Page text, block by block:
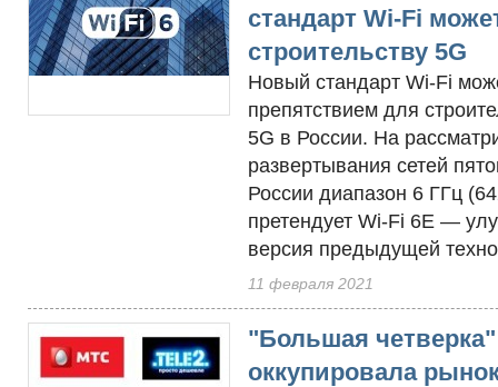
стандарт Wi-Fi
строительству 5G
Новый стандарт Wi-Fi
препятствием для
5G в России. На
развертывания сетей
России диапазон 6 ГГц
претендует Wi-Fi 6E —
версия предыдущей
11 февраля 2021
"Большая четверка"
оккупировала